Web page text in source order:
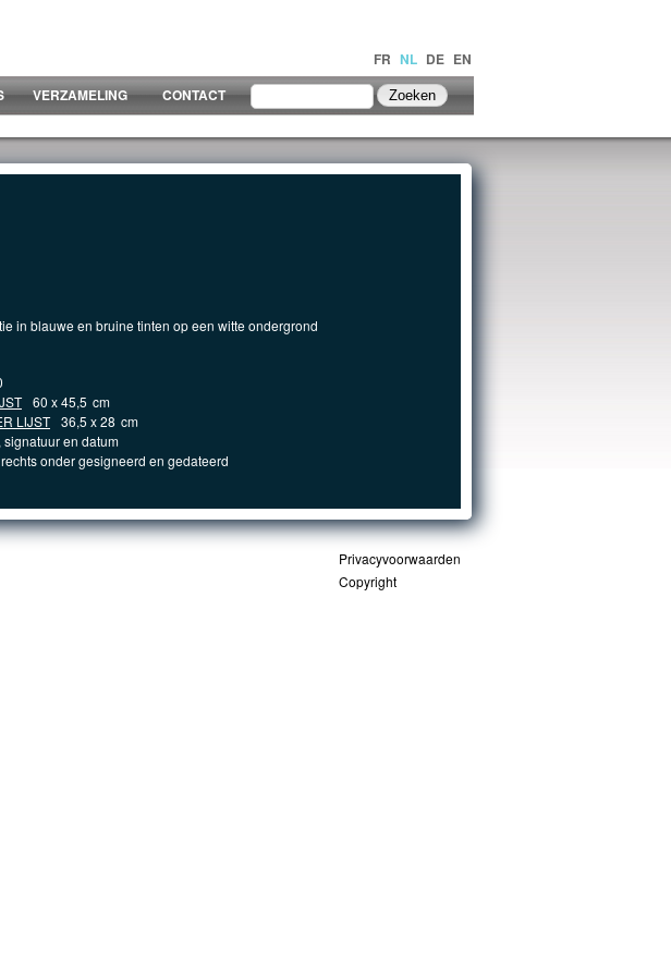
FR NL DE EN
VERZAMELING CONTACT
in blauwe en bruine tinten op een witte ondergrond
60 x 45,5 cm
LIJST 36,5 x 28 cm
signatuur en datum
rechts onder gesigneerd en gedateerd
Privacyvoorwaarden
Copyright